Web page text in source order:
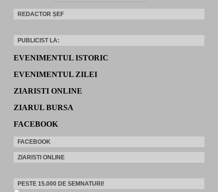
REDACTOR ȘEF
PUBLICIST LA:
EVENIMENTUL ISTORIC
EVENIMENTUL ZILEI
ZIARISTI ONLINE
ZIARUL BURSA
FACEBOOK
FACEBOOK
ZIARISTI ONLINE
PESTE 15.000 DE SEMNATURI!